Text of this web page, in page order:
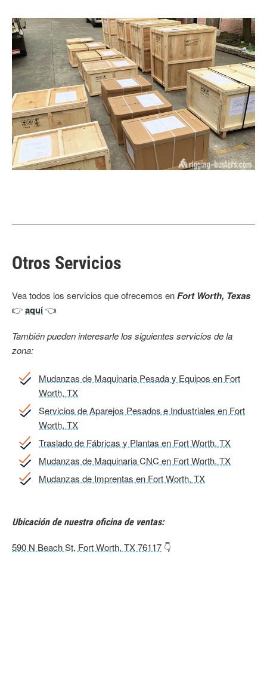
Otros Servicios
Vea todos los servicios que ofrecemos enFort Worth, Texas
👉aquí👈
También pueden interesarle los siguientes servicios de la
zona:
Mudanzas de Maquinaria Pesada y Equipos en Fort
Worth, TX
Servicios de Aparejos Pesados e Industriales en Fort
Worth, TX
Traslado de Fábricas y Plantas en Fort Worth, TX
Mudanzas de Maquinaria CNC en Fort Worth, TX
Mudanzas de Imprentas en Fort Worth, TX
Ubicación de nuestra oficina de ventas:
590 N Beach St, Fort Worth, TX 76117 👇